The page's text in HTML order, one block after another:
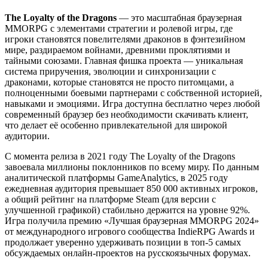
The Loyalty of the Dragons — это масштабная браузерная
MMORPG с элементами стратегии и ролевой игры, где
игроки становятся повелителями драконов в фэнтезийном
мире, раздираемом войнами, древними проклятиями и
тайными союзами. Главная фишка проекта — уникальная
система приручения, эволюции и синхронизации с
драконами, которые становятся не просто питомцами, а
полноценными боевыми партнерами с собственной историей,
навыками и эмоциями. Игра доступна бесплатно через любой
современный браузер без необходимости скачивать клиент,
что делает её особенно привлекательной для широкой
аудитории.
С момента релиза в 2021 году The Loyalty of the Dragons
завоевала миллионы поклонников по всему миру. По данным
аналитической платформы GameAnalytics, в 2025 году
ежедневная аудитория превышает 850 000 активных игроков,
а общий рейтинг на платформе Steam (для версии с
улучшенной графикой) стабильно держится на уровне 92%.
Игра получила премию «Лучшая браузерная MMORPG 2024»
от международного игрового сообщества IndieRPG Awards и
продолжает уверенно удерживать позиции в топ-5 самых
обсуждаемых онлайн-проектов на русскоязычных форумах.